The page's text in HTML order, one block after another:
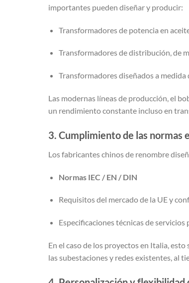
importantes pueden diseñar y producir:
Transformadores de potencia en
Transformadores de distribución, de
Transformadores diseñados a medida
Las modernas líneas de producción, el
un rendimiento constante incluso en
3. Cumplimiento de las normas
Los fabricantes chinos de renombre
Normas IEC / EN / DIN
Requisitos del mercado de la UE y
Especificaciones técnicas de
En el caso de los proyectos en Italia,
las subestaciones y redes existentes, al